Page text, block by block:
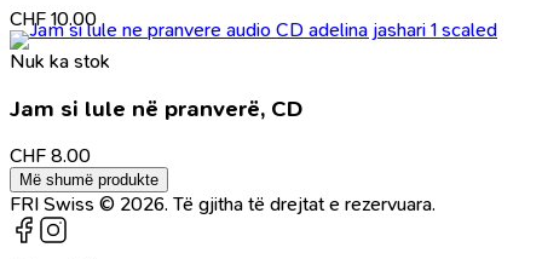
CHF 10.00
Nuk ka stok
Jam si lule në pranverë, CD
CHF 8.00
Më shumë produkte
FRI Swiss © 2026. Të gjitha të drejtat e rezervuara.